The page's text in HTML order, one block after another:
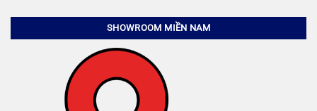
SHOWROOM MIỀN NAM